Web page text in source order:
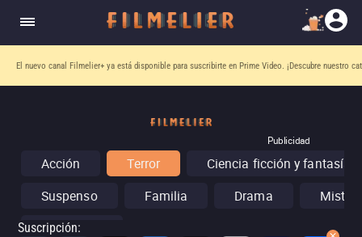
El nuevo canal Filmelier+ ya está disponible para suscribirte en Prime Video. ¡Descubre nuestro
Publicidad
Acción Terror
Ciencia ficción y fantasía
Suspenso
Familia Drama
Conciertos
Suscripción: